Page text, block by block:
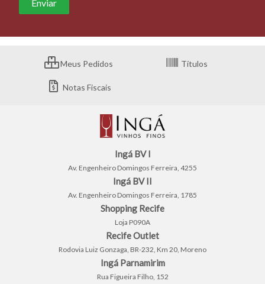
Meus Pedidos Títulos
Notas Fiscais
Ingá BV I
Av. Engenheiro Domingos Ferreira, 4255
Ingá BV II
Av. Engenheiro Domingos Ferreira, 1785
Shopping Recife
Loja P090A
Recife Outlet
Rodovia Luiz Gonzaga, BR-232, Km 20, Moreno
Ingá Parnamirim
Rua Figueira Filho, 152